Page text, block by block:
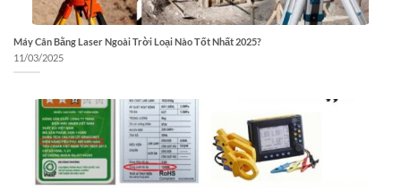
Máy Cân Bằng Laser Ngoài Trời Loại Nào Tốt Nhất 2025?
11/03/2025